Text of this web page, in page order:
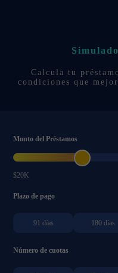
Calcula tu
condiciones que
Monto del Préstamos
$20K
Plazo de pago
91 días 180 días
Número de cuotas